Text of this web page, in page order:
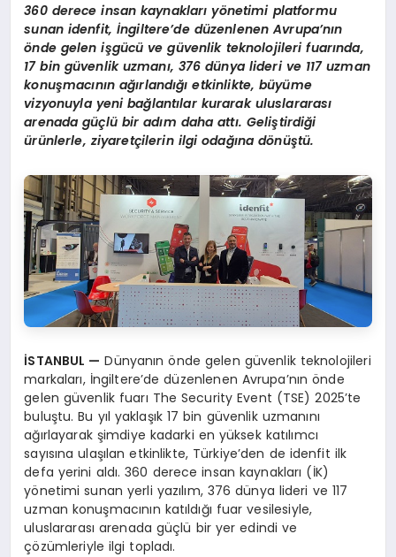
360 derece insan kaynaklarıyönetimi platformu
sunan idenfit, İngiltere’de düzenlenen Avrupa’nın
önde gelen işgücü vegüvenlik teknolojileri fuarında,
17 bin güvenlik uzmanı, 376 dünya lideri ve 117 uzman
konuşmacının ağırlandığı etkinlikte, büyüme
vizyonuyla yeni bağlantılar kurarak uluslararası
arenada güçlü bir adım daha attı. Geliştirdiği
ürünlerle, ziyaretçilerin ilgi odağına dönüştü.
İSTANBUL — Dünyanın önde gelen güvenlik teknolojileri
markaları, İngiltere’de düzenlenen Avrupa’nın önde
gelen güvenlik fuarı The Security Event (TSE) 2025’te
buluştu. Bu yıl yaklaşık 17 bin güvenlik uzmanını
ağırlayarak şimdiye kadarki en yüksek katılımcı
sayısına ulaşılan etkinlikte, Türkiye’den de idenfit ilk
defa yerini aldı. 360 derece insan kaynakları (İK)
yönetimi sunan yerli yazılım, 376 dünya lideri ve 117
uzman konuşmacının katıldığı fuar vesilesiyle,
uluslararası arenada güçlü bir yer edindi ve
çözümleriyle ilgi topladı.